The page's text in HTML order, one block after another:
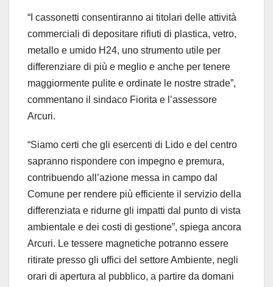
“I cassonetti consentiranno ai titolari delle attività
commerciali di depositare rifiuti di plastica, vetro,
metallo e umido H24, uno strumento utile per
differenziare di più e meglio e anche per tenere
maggiormente pulite e ordinate le nostre strade”,
commentano il sindaco Fiorita e l’assessore
Arcuri.
“Siamo certi che gli esercenti di Lido e del centro
sapranno rispondere con impegno e premura,
contribuendo all’azione messa in campo dal
Comune per rendere più efficiente il servizio della
differenziata e ridurne gli impatti dal punto di vista
ambientale e dei costi di gestione”, spiega ancora
Arcuri. Le tessere magnetiche potranno essere
ritirate presso gli uffici del settore Ambiente, negli
orari di apertura al pubblico, a partire da domani